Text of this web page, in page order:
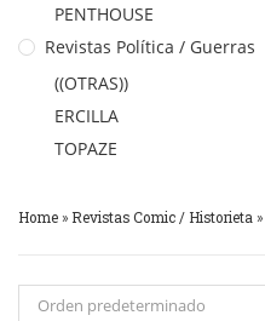
PENTHOUSE
Revistas Política / Guerras
((OTRAS))
ERCILLA
TOPAZE
Home » Revistas Comic / Historieta »
Orden predeterminado